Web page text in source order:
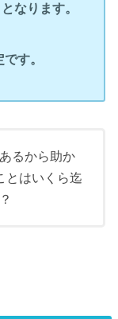
なります。
す。
るから助か
とはいくら迄